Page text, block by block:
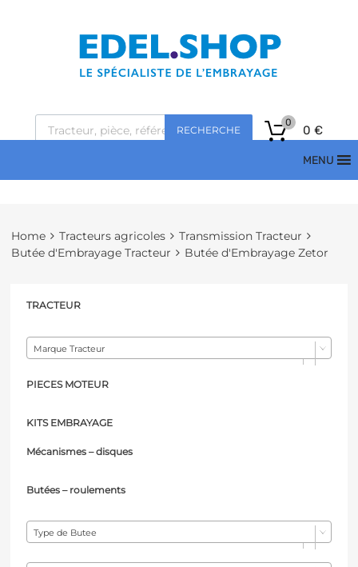
RECHERCHE 0 €
0
MENU
Home Tracteurs agricoles
Transmission Tracteur
Butée d'Embrayage Tracteur
Butée d'Embrayage Zetor
TRACTEUR
Marque Tracteur
PIECES MOTEUR
KITS EMBRAYAGE
Mécanismes – disques
Butées – roulements
Type de Butee